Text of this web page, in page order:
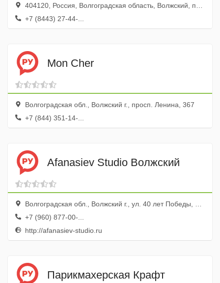
404120, Россия, Волгоградская область, Волжский, проспект Ленина, 97
+7 (8443) 27-44-...
Mon Cher
Волгоградская обл., Волжский г., просп. Ленина, 367
+7 (844) 351-14-...
Afanasiev Studio Волжский
Волгоградская обл., Волжский г., ул. 40 лет Победы, 66а
+7 (960) 877-00-...
http://afanasiev-studio.ru
Парикмахерская Крафт